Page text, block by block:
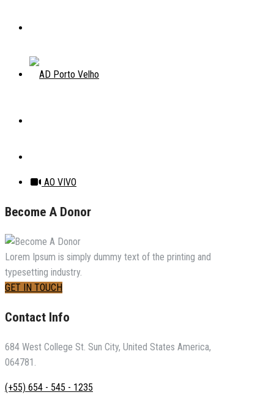
AO VIVO
Become A Donor
Lorem Ipsum is simply dummy text of the printing and
typesetting industry.
GET IN TOUCH
Contact Info
684 West College St. Sun City, United States America,
064781.
(+55) 654 - 545 - 1235